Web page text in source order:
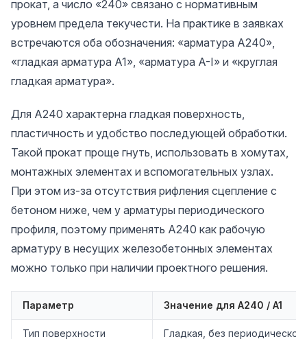
прокат, а число «240» связано с нормативным
уровнем предела текучести. На практике в заявках
встречаются оба обозначения: «арматура А240»,
«гладкая арматура А1», «арматура А-I» и «круглая
гладкая арматура».
Для А240 характерна гладкая поверхность,
пластичность и удобство последующей обработки.
Такой прокат проще гнуть, использовать в хомутах,
монтажных элементах и вспомогательных узлах.
При этом из-за отсутствия рифления сцепление с
бетоном ниже, чем у арматуры периодического
профиля, поэтому применять А240 как рабочую
арматуру в несущих железобетонных элементах
можно только при наличии проектного решения.
Параметр Значение для А240 / А1
Тип поверхности Гладкая, без